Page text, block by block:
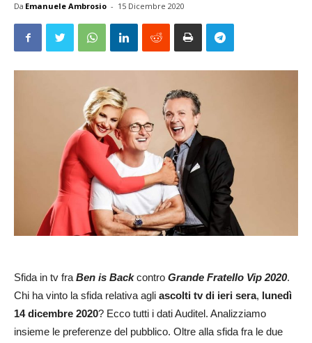
Da Emanuele Ambrosio - 15 Dicembre 2020
Sfida in tv fra Ben is Backcontro Grande Fratello Vip 2020.
Chi ha vinto la sfida relativa agli ascolti tv di ieri sera, lunedì
14 dicembre 2020? Ecco tutti i dati Auditel. Analizziamo
insieme le preferenze del pubblico. Oltre alla sfida fra le due